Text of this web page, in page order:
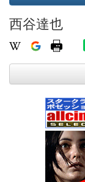
西谷達也